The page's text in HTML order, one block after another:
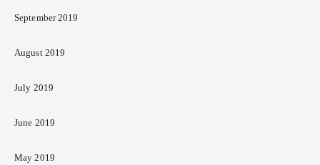
September 2019
August 2019
July 2019
June 2019
May 2019